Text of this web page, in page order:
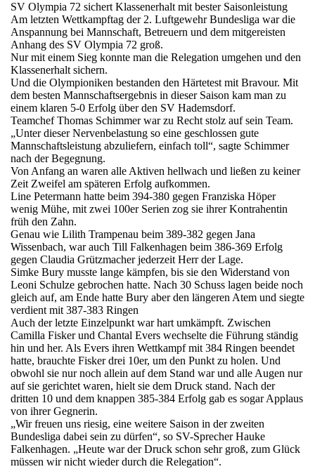
SV Olympia 72 sichert Klassenerhalt mit bester Saisonleistung
Am letzten Wettkampftag der 2. Luftgewehr Bundesliga war die
Anspannung bei Mannschaft, Betreuern und dem mitgereisten
Anhang des SV Olympia 72 groß.
Nur mit einem Sieg konnte man die Relegation umgehen und den
Klassenerhalt sichern.
Und die Olympioniken bestanden den Härtetest mit Bravour. Mit
dem besten Mannschaftsergebnis in dieser Saison kam man zu
einem klaren 5-0 Erfolg über den SV Hademsdorf.
Teamchef Thomas Schimmer war zu Recht stolz auf sein Team.
„Unter dieser Nervenbelastung so eine geschlossen gute
Mannschaftsleistung abzuliefern, einfach toll“, sagte Schimmer
nach der Begegnung.
Von Anfang an waren alle Aktiven hellwach und ließen zu keiner
Zeit Zweifel am späteren Erfolg aufkommen.
Line Petermann hatte beim 394-380 gegen Franziska Höper
wenig Mühe, mit zwei 100er Serien zog sie ihrer Kontrahentin
früh den Zahn.
Genau wie Lilith Trampenau beim 389-382 gegen Jana
Wissenbach, war auch Till Falkenhagen beim 386-369 Erfolg
gegen Claudia Grützmacher jederzeit Herr der Lage.
Simke Bury musste lange kämpfen, bis sie den Widerstand von
Leoni Schulze gebrochen hatte. Nach 30 Schuss lagen beide noch
gleich auf, am Ende hatte Bury aber den längeren Atem und siegte
verdient mit 387-383 Ringen
Auch der letzte Einzelpunkt war hart umkämpft. Zwischen
Camilla Fisker und Chantal Evers wechselte die Führung ständig
hin und her. Als Evers ihren Wettkampf mit 384 Ringen beendet
hatte, brauchte Fisker drei 10er, um den Punkt zu holen. Und
obwohl sie nur noch allein auf dem Stand war und alle Augen nur
auf sie gerichtet waren, hielt sie dem Druck stand. Nach der
dritten 10 und dem knappen 385-384 Erfolg gab es sogar Applaus
von ihrer Gegnerin.
„Wir freuen uns riesig, eine weitere Saison in der zweiten
Bundesliga dabei sein zu dürfen“, so SV-Sprecher Hauke
Falkenhagen. „Heute war der Druck schon sehr groß, zum Glück
müssen wir nicht wieder durch die Relegation“.